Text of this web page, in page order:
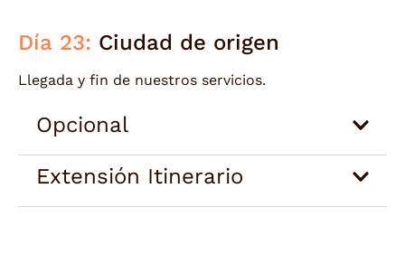
Día 23: Ciudad de origen
Llegada y fin de nuestros servicios.
Opcional
Extensión Itinerario